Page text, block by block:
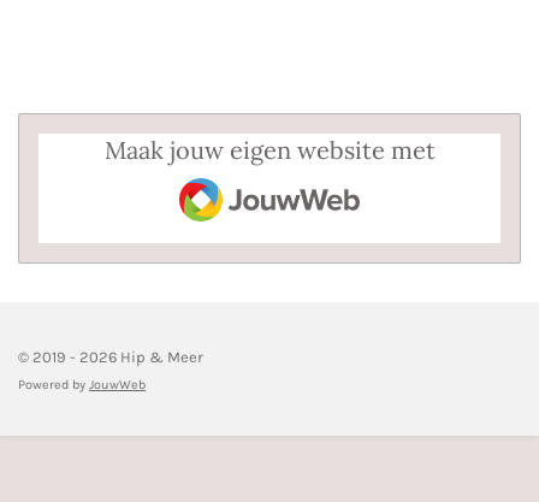
Maak jouw eigen website met
JouwWeb
© 2019 - 2026 Hip & Meer
Powered by JouwWeb